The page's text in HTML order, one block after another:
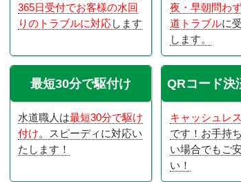
365日受付でお客様の水回
りのトラブルに対応します
夜・早朝問わ
道トラブルに
します。
最短30分で駆付け
水道職人は最短30分で駆け
付け。スピーディに対応い
たします！
QRコード決
キャッシュレ
です！お手持
い場合でもご
い！